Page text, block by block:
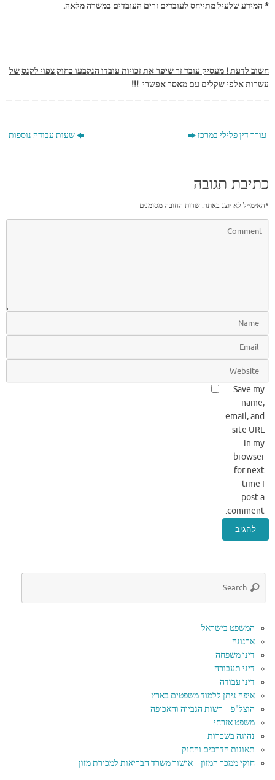
* המידע שלעיל מתייחס לעובדים זרים העובדים במשרה מלאה.
חשוב לדעת ! מעסיק עובד זר שיפר את זכויות עובדו הנקבעו כחוק צפוי לקנסשל
עשרות אלפי שקלים עם מאסר אפשרי !!!
שעות עבודה נוספות עורך דין פלילי במרכז
כתיבת תגובה
האימייל לא יוצג באתר.שדות החובה מסומנים *
Save my
name,
email, and
site URL
in my
browser
for next
time I
post a
comment.
המשפט בישראל
ארנונה
דיני משפחה
דיני תעבורה
דיני עבודה
איפה ניתן ללמוד משפטים בארץ
הוצל"פ – רשות הגבייה והאכיפה
משפט אזרחי
נהיגה בשכרות
תאונות הדרכים והחוק
חוקי ממכר המזון – אישור משרד הבריאות למכירת מזון